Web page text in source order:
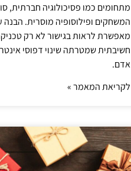
מתחומים כמו פסיכולוגיה חברתית,
המשחקים ופילוסופיה מוסרית. הבנה
מאפשרת לראות בגישור לא רק
חשיבתית שמטרתה שינוי דפוסי
אדם.
לקריאת המאמר »